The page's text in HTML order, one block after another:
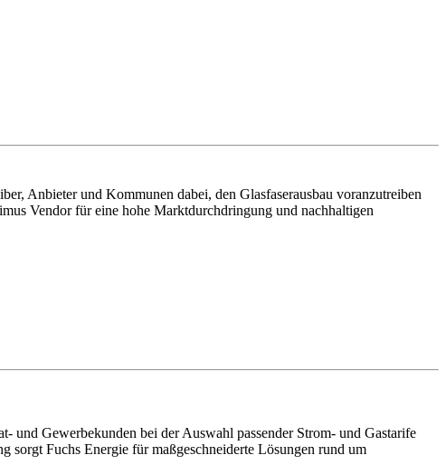
Anbieter und Kommunen dabei, den Glasfaserausbau voranzutreiben
Vendor für eine hohe Marktdurchdringung und nachhaltigen
und Gewerbekunden bei der Auswahl passender Strom- und Gastarife
sorgt Fuchs Energie für maßgeschneiderte Lösungen rund um